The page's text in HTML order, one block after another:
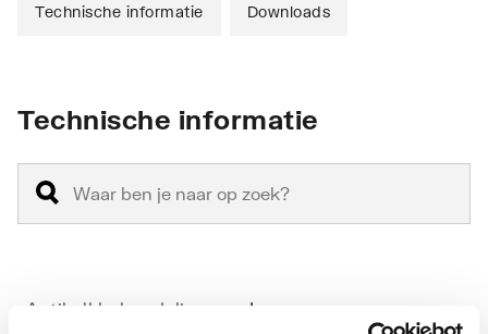
Technische informatie Downloads
Technische informatie
Antikalkbehandeling Ja